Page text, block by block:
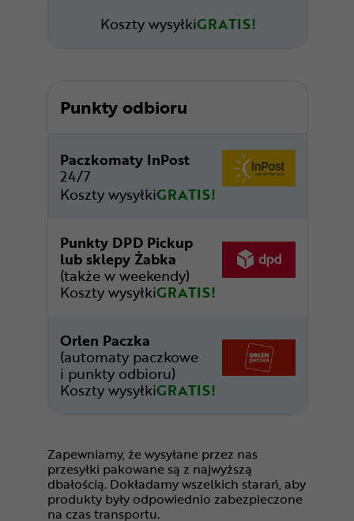
Koszty wysyłkiGRATIS!
Punkty odbioru
Paczkomaty InPost
24/7
Koszty wysyłkiGRATIS!
Punkty DPD Pickup
lub sklepy Żabka
(także w weekendy)
Koszty wysyłkiGRATIS!
Orlen Paczka
(automaty paczkowe
i punkty odbioru)
Koszty wysyłkiGRATIS!
Zapewniamy, że wysyłane przez nas
przesyłki pakowane są z najwyższą
dbałością. Dokładamy wszelkich starań, aby
produkty były odpowiednio zabezpieczone
na czas transportu.